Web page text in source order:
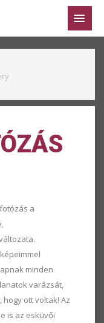
a
minden
varázsát,
ott voltak! Az
is az esküvői